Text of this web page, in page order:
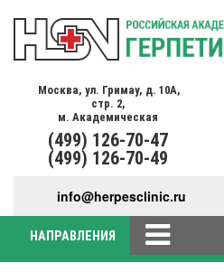
Москва, ул. Гримау, д. 10А,
стр. 2,
м. Академическая
(499) 126-70-47
(499) 126-70-49
info@herpesclinic.ru
НАПРАВЛЕНИЯ